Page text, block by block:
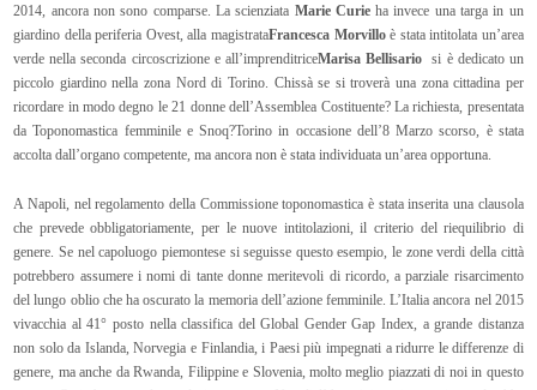
2014, ancora non sono comparse. La scienziata Marie Curieha invece una targa in un
giardino della periferia Ovest, alla magistrataFrancesca Morvilloè stata intitolata un’area
verde nella seconda circoscrizione e all’imprenditriceMarisa Bellisariosi è dedicato un
piccolo giardino nella zona Nord di Torino. Chissà se si troverà una zona cittadina per
ricordare in modo degno le 21 donne dell’Assemblea Costituente? La richiesta, presentata
da Toponomastica femminile e Snoq?Torino in occasione dell’8 Marzo scorso, è stata
accolta dall’organo competente, ma ancora non è stata individuata un’area opportuna.
A Napoli, nel regolamento della Commissione toponomastica è stata inserita una clausola
che prevede obbligatoriamente, per le nuove intitolazioni, il criterio del riequilibrio di
genere. Se nel capoluogo piemontese si seguisse questo esempio, le zone verdi della città
potrebbero assumere i nomi di tante donne meritevoli di ricordo, a parziale risarcimento
del lungo oblio che ha oscurato la memoria dell’azione femminile. L’Italia ancora nel 2015
vivacchia al 41° posto nella classifica del Global Gender Gap Index, a grande distanza
non solo da Islanda, Norvegia e Finlandia, i Paesi più impegnati a ridurre le differenze di
genere, ma anche da Rwanda, Filippine e Slovenia, molto meglio piazzati di noi in questo